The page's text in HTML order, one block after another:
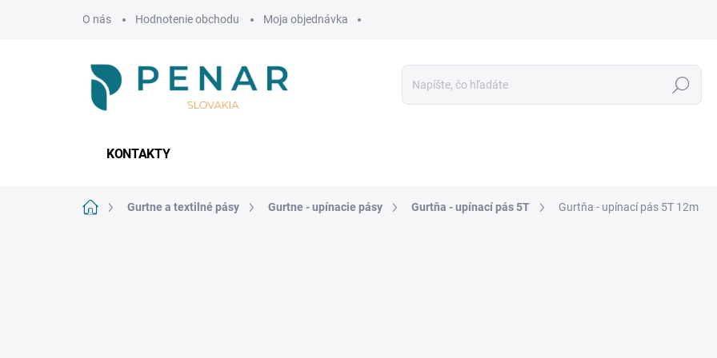
O nás Hodnotenie obchodu Moja objednávka
Hľadať
KONTAKTY
DomovGurtne a textilné pásy Gurtne - upínacie pásy Gurtňa - upínací pás 5T Gurtňa - upínací pás 5T 12m